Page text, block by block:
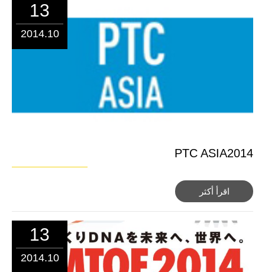
13
2014.10
PTC ASIA2014
اقرأ أكثر
13
2014.10